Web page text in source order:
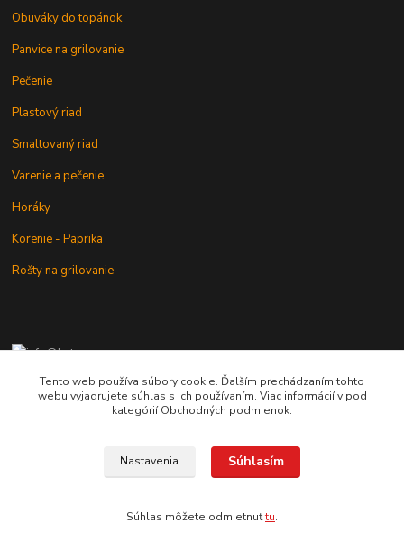
Obuváky do topánok
Panvice na grilovanie
Pečenie
Plastový riad
Smaltovaný riad
Varenie a pečenie
Horáky
Korenie - Paprika
Rošty na grilovanie
+421 902 212 007
od 8:00 - do 16:00 hod
Copyright © 2017-2027 MACSHOP.SK, všetky práva vyhradené..
Tento web používa súbory cookie. Ďalším prechádzaním tohto
webu vyjadrujete súhlas s ich používaním. Viac informácií v pod
kategórií Obchodných podmienok.
Nastavenia Súhlasím
Súhlas môžete odmietnuťtu.